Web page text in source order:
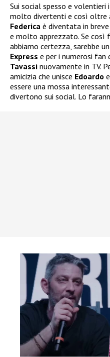
Sui social spesso e volentieri
molto divertenti e così oltre
Federica è diventata in
e molto apprezzato. Se così
abbiamo certezza, sarebbe
Express e per i numerosi fan
Tavassi nuovamente in TV.
amicizia che unisce Edoardo e
essere una mossa
divertono sui social. Lo